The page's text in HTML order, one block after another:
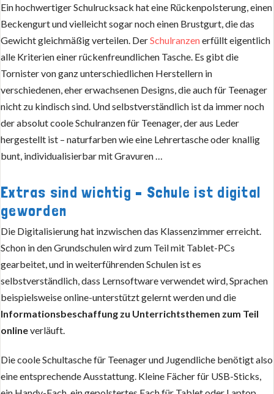
Ein hochwertiger Schulrucksack hat eine Rückenpolsterung, einen
Beckengurt und vielleicht sogar noch einen Brustgurt, die das
Gewicht gleichmäßig verteilen. DerSchulranzenerfüllt eigentlich
alle Kriterien einer rückenfreundlichen Tasche. Es gibt die
Tornister von ganz unterschiedlichen Herstellern in
verschiedenen, eher erwachsenen Designs, die auch für Teenager
nicht zu kindisch sind. Und selbstverständlich ist da immer noch
der absolut coole Schulranzen für Teenager, der aus Leder
hergestellt ist – naturfarben wie eine Lehrertasche oder knallig
bunt, individualisierbar mit Gravuren …
Extras sind wichtig – Schule ist digital
geworden
Die Digitalisierung hat inzwischen das Klassenzimmer erreicht.
Schon in den Grundschulen wird zum Teil mit Tablet-PCs
gearbeitet, und in weiterführenden Schulen ist es
selbstverständlich, dass Lernsoftware verwendet wird, Sprachen
beispielsweise online-unterstützt gelernt werden und die
Informationsbeschaffung zu Unterrichtsthemen zum Teil
onlineverläuft.
Die coole Schultasche für Teenager und Jugendliche benötigt also
eine entsprechende Ausstattung. Kleine Fächer für USB-Sticks,